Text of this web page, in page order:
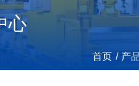
心
首页 / 产